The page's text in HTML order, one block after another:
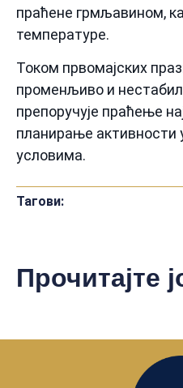
праћене грмљавином,
температуре.
Током првомајских
променљиво и
препоручује праћење
планирање активности
условима.
Тагови:
Прочитајте